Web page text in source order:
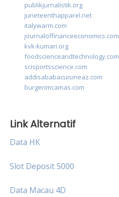
publikjurnalistik.org
juneteenthapparel.net
italywarm.com
journaloffinanceeconomics.com
kvk-kumari.org
foodscienceandtechnology.com
scisportsscience.com
addisababacuisineaz.com
burgerimcamas.com
Link Alternatif
Data HK
Slot Deposit 5000
Data Macau 4D